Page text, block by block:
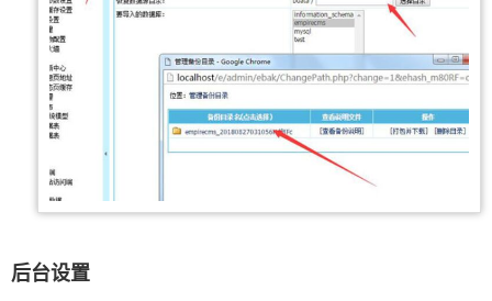
后台设置